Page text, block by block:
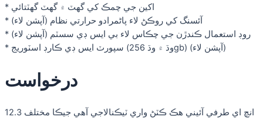
* اکين جي چمڪ کي گهٽ ۾ گهٽ گهٽتائي
* آئسنگ کي روڪڻ لاء پاڻمرادو حرارتي نظام (آپشن لاء)
* روڊ استعمال ڪندڙن جي چڪاس لاء بي ايس ڊي سسٽم (آپشن لاء)
* سپورٽ ايس ڊي ڪارڊ اسٽوريج (وڌ ۾ وڌ 256gb) (آپشن لاء)
درخواست
12.3 انچ اي طرفي آئيني هڪ ڪٽڻ واري ٽيڪنالاجي آهي جيڪا مختلف